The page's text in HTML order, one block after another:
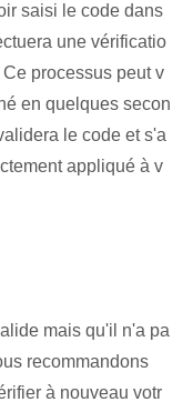
saisi le code dans
une vérificatio
processus peut v
en quelques secon
le code et s'a
appliqué à v
mais qu'il n'a pa
recommandons
à nouveau votr